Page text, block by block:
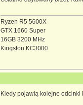
Ryzen R5 5600X
GTX 1660 Super
16GB 3200 MHz
Kingston KC3000
Kiedy pojawią kolejne odcinki